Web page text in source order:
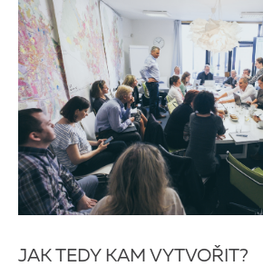
JAK TEDY KAM VYTVOŘIT?